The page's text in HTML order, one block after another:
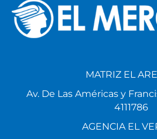
MATRIZ EL
Av. De Las Américas y
4111786
AGENCIA EL